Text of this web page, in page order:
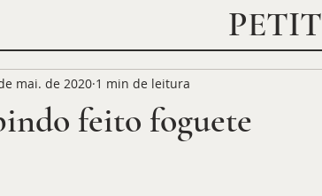
PETIT
feito foguete
mai. de 2020 1 min de leitura